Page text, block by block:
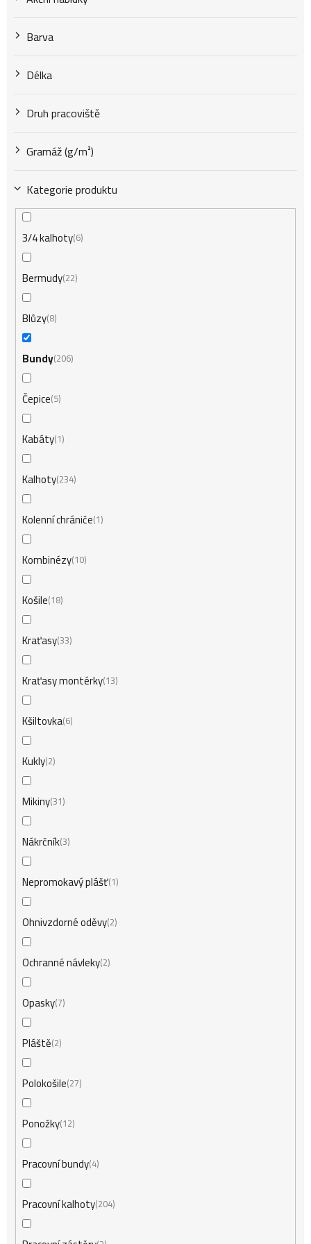
k
ů
Barva
Délka
Druh pracoviště
Gramáž (g/m²)
Kategorie produktu
3/4 kalhoty 6
Bermudy 22
Blůzy 8
Bundy 206
Čepice 5
Kabáty 1
Kalhoty 234
Kolenní chrániče 1
Kombinézy 10
Košile 18
Kraťasy33
Kraťasy montérky 13
Kšiltovka 6
Kukly 2
Mikiny31
Nákrčník3
Nepromokavý plášť 1
Ohnivzdorné oděvy 2
Ochranné návleky 2
Opasky7
Pláště 2
Polokošile 27
Ponožky 12
Pracovní bundy 4
Pracovní kalhoty 204